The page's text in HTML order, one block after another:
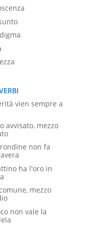
vien sempre a
avvisato, mezzo
non fa
ha l'oro in
mezzo
non vale la